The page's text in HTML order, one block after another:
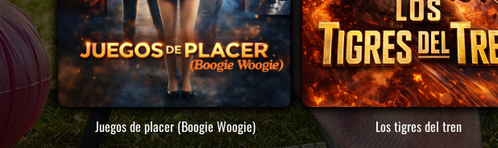
Juegos de placer (Boogie Woogie) Los tigres del tren